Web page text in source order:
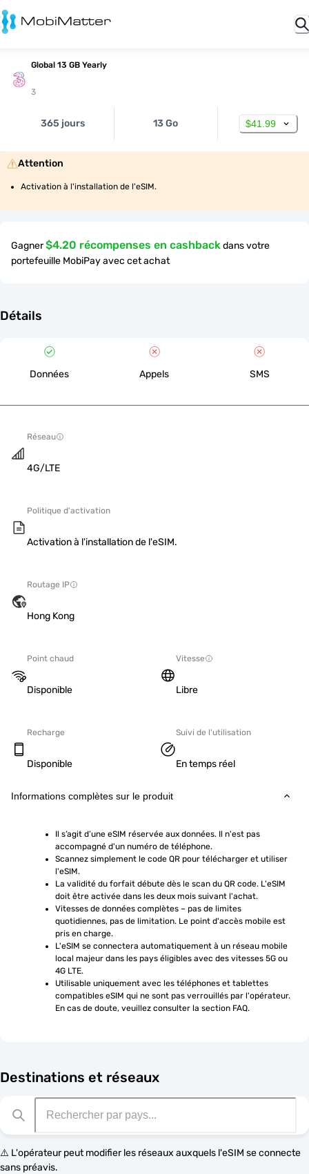
Global 13 GB Yearly
3
365 jours 13 Go $41.99
Attention
Activation à l'installation de l'eSIM.
Gagner$4.20 récompenses en cashbackdans votre
portefeuille MobiPay avec cet achat
Détails
Données Appels SMS
Réseau
4G/LTE
Politique d'activation
Activation à l'installation de l'eSIM.
Routage IP
Hong Kong
Point chaud
Disponible
Vitesse
Libre
Recharge
Disponible
Suivi de l'utilisation
En temps réel
Informations complètes sur le produit
Il s’agit d’une eSIM réservée aux données. Il n'est pas
accompagné d'un numéro de téléphone.
Scannez simplement le code QR pour télécharger et utiliser
l'eSIM.
La validité du forfait débute dès le scan du QR code. L'eSIM
doit être activée dans les deux mois suivant l'achat.
Vitesses de données complètes – pas de limites
quotidiennes, pas de limitation. Le point d'accès mobile est
pris en charge.
L'eSIM se connectera automatiquement à un réseau mobile
local majeur dans les pays éligibles avec des vitesses 5G ou
4G LTE.
Utilisable uniquement avec les téléphones et tablettes
compatibles eSIM qui ne sont pas verrouillés par l'opérateur.
En cas de doute, veuillez consulter la section FAQ.
Destinations et réseaux
⚠️ L'opérateur peut modifier les réseaux auxquels l'eSIM se connecte
sans préavis.